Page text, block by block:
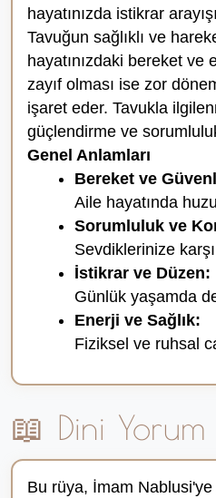
hayatınızda istikrar
Tavuğun sağlıklı ve
hayatınızdaki bereket ve
zayıf olması ise zor
işaret eder. Tavukla
güçlendirme ve
Genel Anlamları
Bereket ve
Aile hayatında
Sorumluluk ve
Sevdiklerinize
İstikrar ve Düzen:
Günlük yaşamda
Enerji ve Sağlık:
Fiziksel ve ruhsal
📖 Dini Yorum
Bu rüya, İmam